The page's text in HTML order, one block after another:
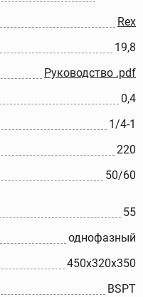
Rex
19,8
Руководство .pdf
0,4
1/4-1
220
50/60
55
однофазный
450х320х350
BSPT